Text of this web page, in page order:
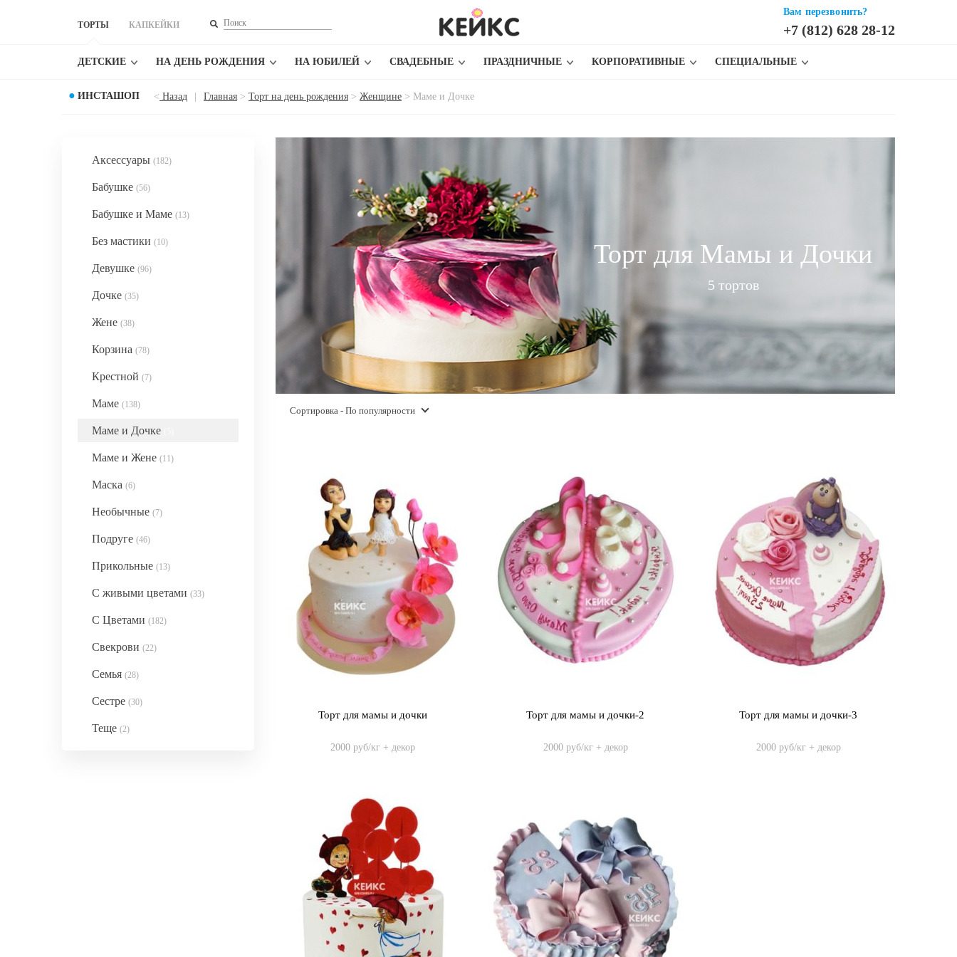
Вам перезвонить?
+7 (812) 628 28-12
ТОРТЫ КАПКЕЙКИ
ДЕТСКИЕ НА ДЕНЬ РОЖДЕНИЯ НА ЮБИЛЕЙ СВАДЕБНЫЕ ПРАЗДНИЧНЫЕ КОРПОРАТИВНЫЕ СПЕЦИАЛЬНЫЕ
● ИНСТАШОП < Назад Главная > Торт на день рождения > Женщине > Маме и Дочке
Торт для Мамы и Дочки
5 тортов
Аксессуары (182)
Бабушке (56)
Бабушке и Маме (13)
Без мастики (10)
Девушке (96)
Дочке (35)
Жене (38)
Корзина (78)
Крестной (7)
Маме (138)
Маме и Дочке
Маме и Жене (11)
Маска (6)
Необычные (7)
Подруге (46)
Прикольные (13)
С живыми цветами (33)
С Цветами (182)
Свекрови (22)
Семья (28)
Сестре (30)
Теще (2)
Сортировка - По популярности
Торт для мамы и дочки
2000 руб/кг + декор
Торт для мамы и дочки-2
2000 руб/кг + декор
Торт для мамы и дочки-3
2000 руб/кг + декор